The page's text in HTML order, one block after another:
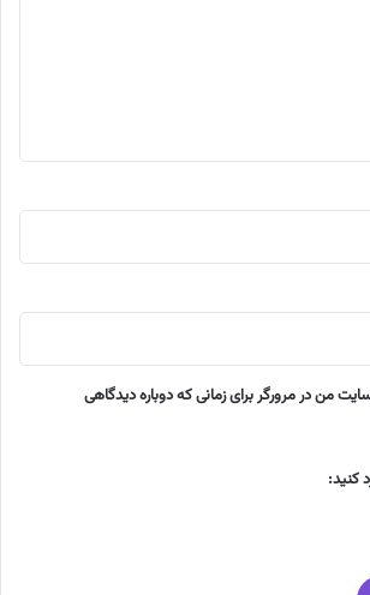
من در مرورگر برای زمانی که دوباره دیدگاهی
کنید: